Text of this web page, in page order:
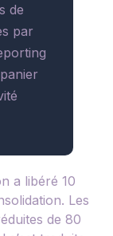
de
par
a libéré 10
Les
de 80